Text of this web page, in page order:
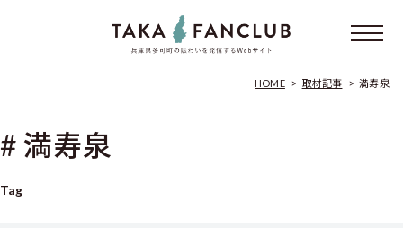
HOME > 取材記事 > 満寿泉
# 満寿泉
Tag